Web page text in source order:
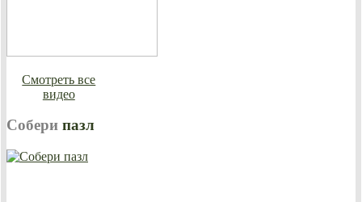
Смотреть все
видео
Собери пазл